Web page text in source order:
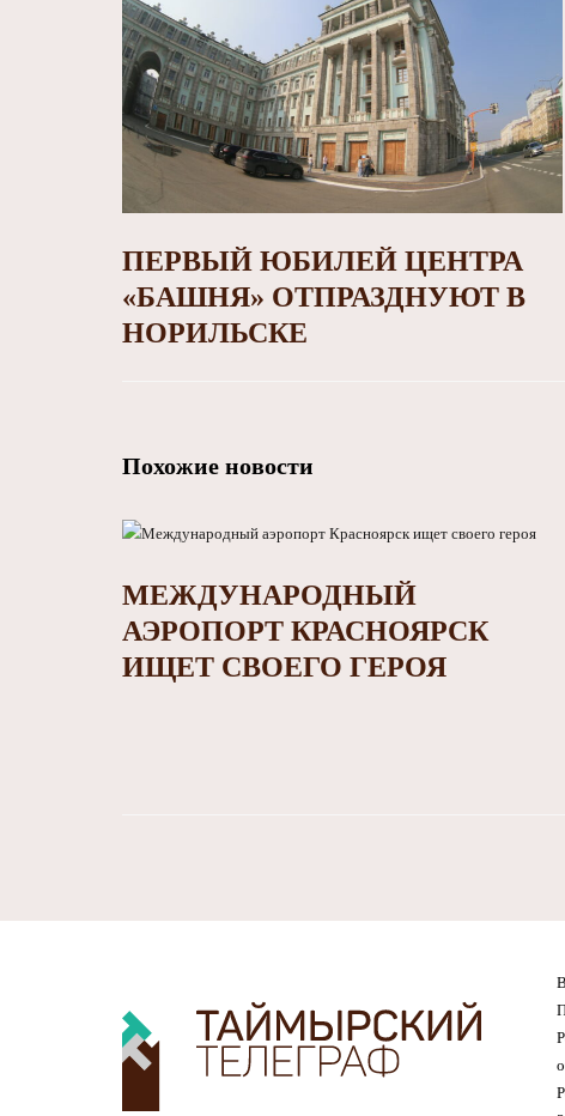
ПЕРВЫЙ ЮБИЛЕЙ ЦЕНТРА
«БАШНЯ» ОТПРАЗДНУЮТ В
НОРИЛЬСКЕ
Похожие новости
МЕЖДУНАРОДНЫЙ
АЭРОПОРТ КРАСНОЯРСК
ИЩЕТ СВОЕГО ГЕРОЯ